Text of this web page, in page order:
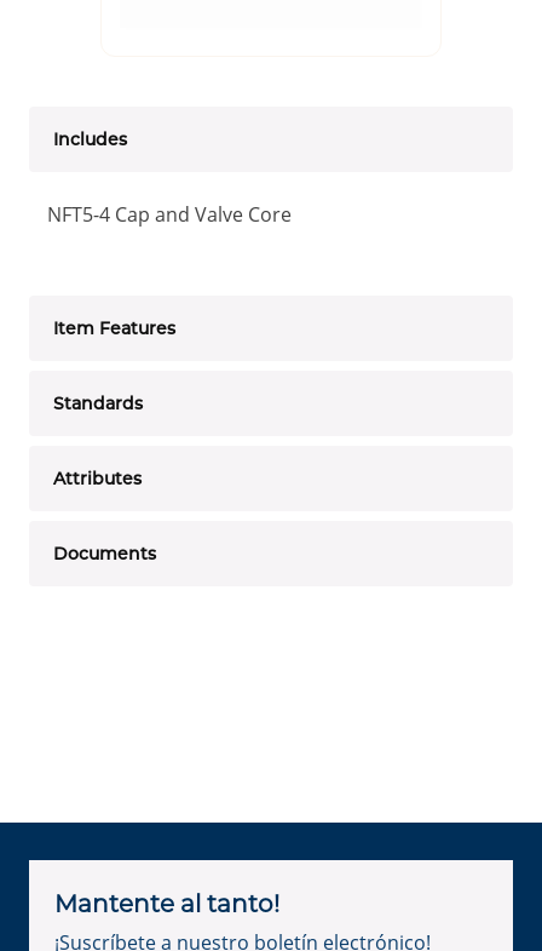
Includes
NFT5-4 Cap and Valve Core
Item Features
Standards
Attributes
Documents
Mantente al tanto!
¡Suscríbete a nuestro boletín electrónico!